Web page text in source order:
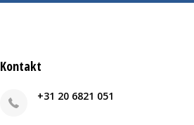
Kontakt
+31 20 6821 051